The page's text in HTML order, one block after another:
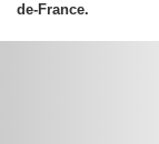
de-France.